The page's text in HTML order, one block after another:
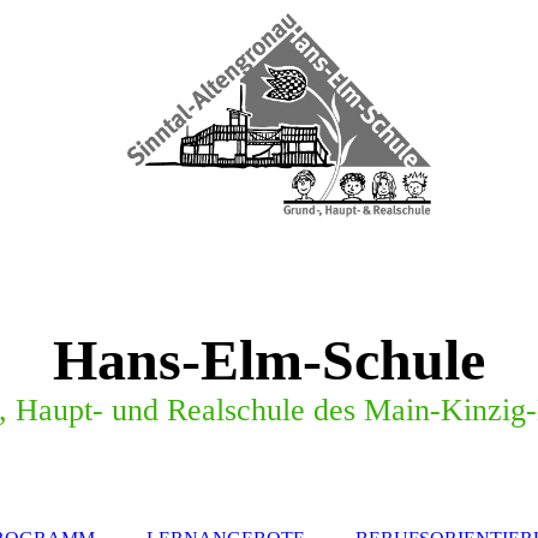
Hans-Elm-Schule
, Haupt- und Realschule des Main-Kinzig-